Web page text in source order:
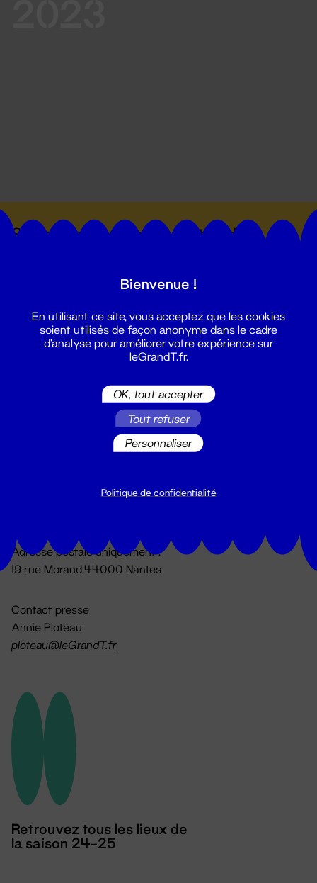
Suivez toutes les actualités du
Du lundi au vendredi 14h → 18h
Adresse postale uniquement :
19 rue Morand 44000 Nantes
Contact presse
Annie Ploteau
ploteau@leGrandT.fr
Retrouvez tous les lieux de
la saison 24-25
Bienvenue !
En utilisant ce site, vous acceptez que les cookies
soient utilisés de façon anonyme dans le cadre
d'analyse pour améliorer votre expérience sur
leGrandT.fr.
OK, tout accepter
Tout refuser
Personnaliser
Politique de confidentialité